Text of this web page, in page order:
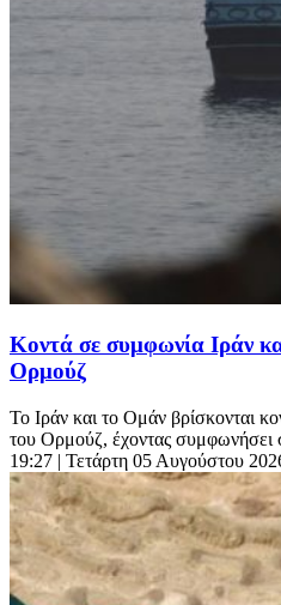
Κοντά σε συμφωνία Ιράν
Ορμούζ
Το Ιράν και το Ομάν βρίσκονται
του Ορμούζ, έχοντας συμφωνήσει
19:27 | Τετάρτη 05 Αυγούστου